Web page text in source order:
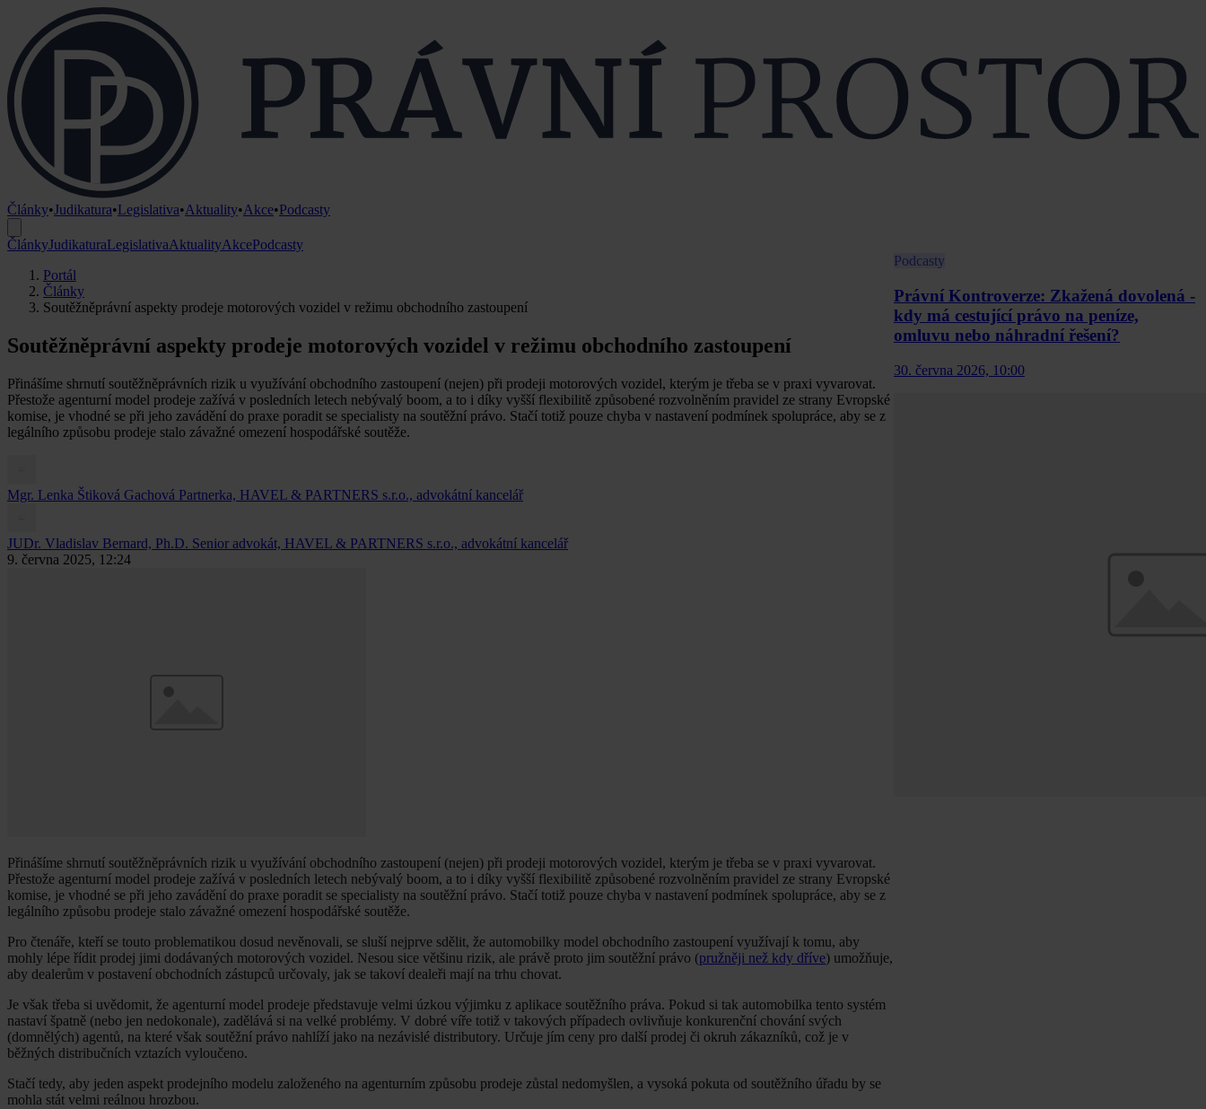
Články•Judikatura•Legislativa•Aktuality•Akce•Podcasty
ČlánkyJudikaturaLegislativaAktualityAkcePodcasty
Portál
Články
Soutěžněprávní aspekty prodeje motorových vozidel v režimu obchodního zastoupení
Soutěžněprávní aspekty prodeje motorových vozidel v režimu obchodního zastoupení
Přinášíme shrnutí soutěžněprávních rizik u využívání obchodního zastoupení (nejen) při prodeji motorových vozidel, kterým je třeba se v praxi vyvarovat.
Přestože agenturní model prodeje zažívá v posledních letech nebývalý boom, a to i díky vyšší flexibilitě způsobené rozvolněním pravidel ze strany Evropské
komise, je vhodné se při jeho zavádění do praxe poradit se specialisty na soutěžní právo. Stačí totiž pouze chyba v nastavení podmínek spolupráce, aby se z
legálního způsobu prodeje stalo závažné omezení hospodářské soutěže.
Mgr. Lenka Štiková Gachová Partnerka, HAVEL & PARTNERS s.r.o., advokátní kancelář
JUDr. Vladislav Bernard, Ph.D. Senior advokát, HAVEL & PARTNERS s.r.o., advokátní kancelář
9. června 2025, 12:24
Přinášíme shrnutí soutěžněprávních rizik u využívání obchodního zastoupení (nejen) při prodeji motorových vozidel, kterým je třeba se v praxi vyvarovat.
Přestože agenturní model prodeje zažívá v posledních letech nebývalý boom, a to i díky vyšší flexibilitě způsobené rozvolněním pravidel ze strany Evropské
komise, je vhodné se při jeho zavádění do praxe poradit se specialisty na soutěžní právo. Stačí totiž pouze chyba v nastavení podmínek spolupráce, aby se z
legálního způsobu prodeje stalo závažné omezení hospodářské soutěže.
Pro čtenáře, kteří se touto problematikou dosud nevěnovali, se sluší nejprve sdělit, že automobilky model obchodního zastoupení využívají k tomu, aby
mohly lépe řídit prodej jimi dodávaných motorových vozidel. Nesou sice většinu rizik, ale právě proto jim soutěžní právo (pružněji než kdy dříve) umožňuje,
aby dealerům v postavení obchodních zástupců určovaly, jak se takoví dealeři mají na trhu chovat.
Je však třeba si uvědomit, že agenturní model prodeje představuje velmi úzkou výjimku z aplikace soutěžního práva. Pokud si tak automobilka tento systém
nastaví špatně (nebo jen nedokonale), zadělává si na velké problémy. V dobré víře totiž v takových případech ovlivňuje konkurenční chování svých
(domnělých) agentů, na které však soutěžní právo nahlíží jako na nezávislé distributory. Určuje jím ceny pro další prodej či okruh zákazníků, což je v
běžných distribučních vztazích vyloučeno.
Stačí tedy, aby jeden aspekt prodejního modelu založeného na agenturním způsobu prodeje zůstal nedomyšlen, a vysoká pokuta od soutěžního úřadu by se
mohla stát velmi reálnou hrozbou.
Podcasty
Právní Kontroverze: Zkažená dovolená -
kdy má cestující právo na peníze,
omluvu nebo náhradní řešení?
30. června 2026, 10:00